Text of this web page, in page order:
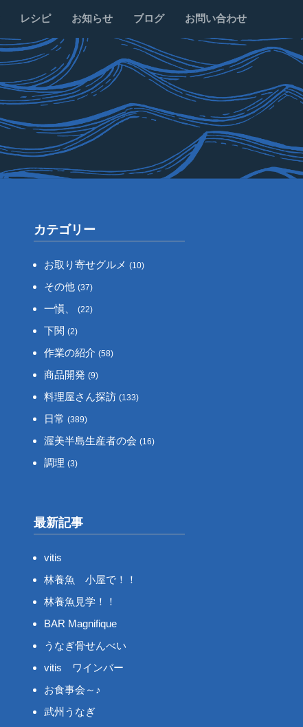
レシピ お知らせ ブログ お問い合わせ
カテゴリー
お取り寄せグルメ (10)
その他 (37)
一愼、 (22)
下関 (2)
作業の紹介 (58)
商品開発 (9)
料理屋さん探訪 (133)
日常 (389)
渥美半島生産者の会 (16)
調理 (3)
最新記事
vitis
林養魚 小屋で！！
林養魚見学！！
BAR Magnifique
うなぎ骨せんべい
vitis ワインバー
お食事会～♪
武州うなぎ